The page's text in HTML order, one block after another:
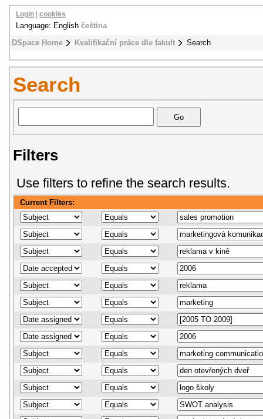
DSpace Home Kvalifikační práce dle fakult Search
Login cookies
Language: English čeština
Search
Filters
Use filters to refine the search results.
Current Filters: